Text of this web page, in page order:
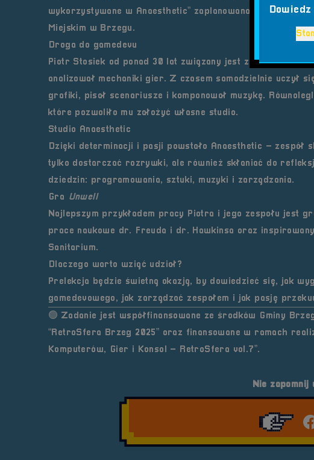
wykorzystywane w Anaesthetic” zaplanowana jest na
Miejskim w Brzegu.
Droga do gamedevu
Piotr Stosiek od ponad 30 lat związany jest z grami
analizował mechaniki gier. Z czasem samodzielnie uczył
grafiki, pisał scenariusze i komponował muzykę.
które pozwoliło mu założyć własne studio.
Studio Anaesthetic
Dzięki determinacji i pasji powstało Anaesthetic – zespół
tylko dostarczać rozrywki, ale również skłaniać do
dziedzin: programowania, sztuki, muzyki i zarządzania.
Gra Unwell
Najlepszym przykładem pracy Piotra i jego zespołu jest
prace naukowe dr. Freuda i dr. Hawkinsa oraz
Sanitarium.
Dlaczego warto wziąć udział?
Prelekcja będzie świetną okazją, by dowiedzieć się, jak
gamedevowego, jak zarządzać zespołem i jak pasję
🟢 Zadanie jest współfinansowane ze środków Gminy
“RetroSfera Brzeg 2025” oraz finansowane w ramach
Komputerów, Gier i Konsol – RetroSfera vol.7”.
Nie zapomnij